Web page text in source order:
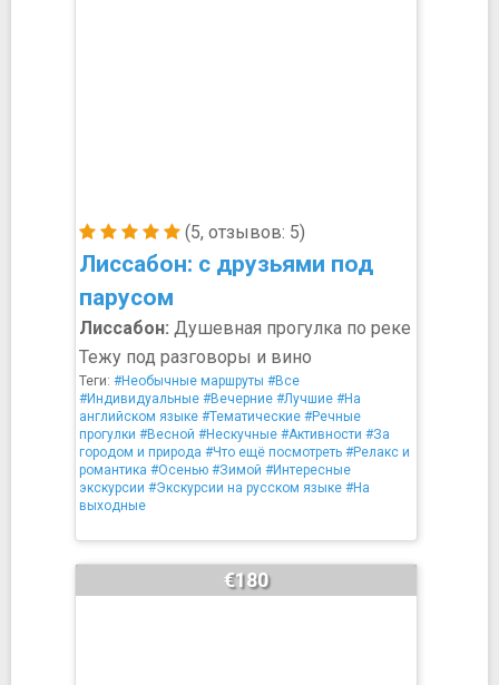
(5, отзывов: 5)
Лиссабон: с друзьями под
парусом
Лиссабон: Душевная прогулка по реке
Тежу под разговоры и вино
Теги: #Необычные маршруты #Все
#Индивидуальные #Вечерние #Лучшие #На
английском языке #Тематические #Речные
прогулки #Весной #Нескучные #Активности #За
городом и природа #Что ещё посмотреть #Релакс и
романтика #Осенью #Зимой #Интересные
экскурсии #Экскурсии на русском языке #На
выходные
€180